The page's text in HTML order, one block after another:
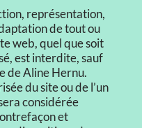
représentation,
de tout ou
web, quel que soit
est interdite, sauf
de Aline Hernu.
du site ou de l’un
considérée
et